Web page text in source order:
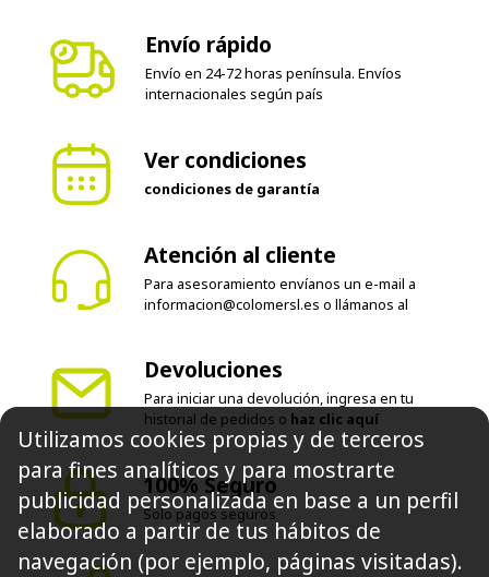
Envío rápido
Envío en 24-72 horas península. Envíos
internacionales según país
Ver condiciones
condiciones de garantía
Atención al cliente
Para asesoramiento envíanos un e-mail a
informacion@colomersl.es o llámanos al
Devoluciones
Para iniciar una devolución, ingresa en tu
historial de pedidos o haz clic aquí
100% Seguro
Solo pagos seguros
Utilizamos cookies propias y de terceros
para fines analíticos y para mostrarte
publicidad personalizada en base a un perfil
elaborado a partir de tus hábitos de
navegación (por ejemplo, páginas visitadas).